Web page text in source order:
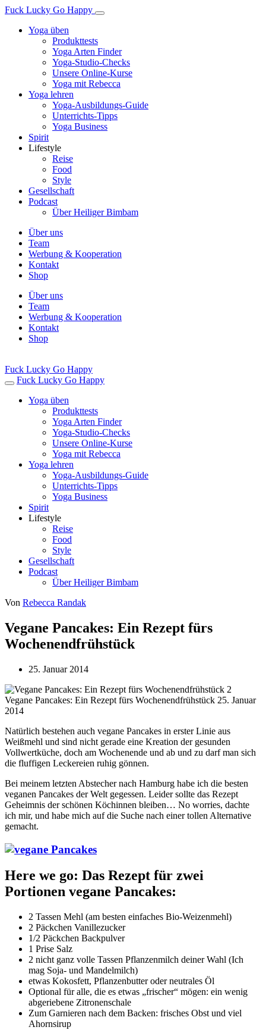
Fuck Lucky Go Happy
Yoga üben
Produkttests
Yoga Arten Finder
Yoga-Studio-Checks
Unsere Online-Kurse
Yoga mit Rebecca
Yoga lehren
Yoga-Ausbildungs-Guide
Unterrichts-Tipps
Yoga Business
Spirit
Lifestyle
Reise
Food
Style
Gesellschaft
Podcast
Über Heiliger Bimbam
Über uns
Team
Werbung & Kooperation
Kontakt
Shop
Über uns
Team
Werbung & Kooperation
Kontakt
Shop
Fuck Lucky Go Happy
Fuck Lucky Go Happy
Yoga üben
Produkttests
Yoga Arten Finder
Yoga-Studio-Checks
Unsere Online-Kurse
Yoga mit Rebecca
Yoga lehren
Yoga-Ausbildungs-Guide
Unterrichts-Tipps
Yoga Business
Spirit
Lifestyle
Reise
Food
Style
Gesellschaft
Podcast
Über Heiliger Bimbam
Von Rebecca Randak
Vegane Pancakes: Ein Rezept fürs
Wochenendfrühstück
25. Januar 2014
Vegane Pancakes: Ein Rezept fürs Wochenendfrühstück 25. Januar
2014
Natürlich bestehen auch vegane Pancakes in erster Linie aus
Weißmehl und sind nicht gerade eine Kreation der gesunden
Vollwertküche, doch am Wochenende und ab und zu darf man sich
die fluffigen Leckereien ruhig gönnen.
Bei meinem letzten Abstecher nach Hamburg habe ich die besten
veganen Pancakes der Welt gegessen. Leider sollte das Rezept
Geheimnis der schönen Köchinnen bleiben… No worries, dachte
ich mir, und habe mich auf die Suche nach einer tollen Alternative
gemacht.
Here we go: Das Rezept für zwei
Portionen vegane Pancakes:
2 Tassen Mehl (am besten einfaches Bio-Weizenmehl)
2 Päckchen Vanillezucker
1/2 Päckchen Backpulver
1 Prise Salz
2 nicht ganz volle Tassen Pflanzenmilch deiner Wahl (Ich
mag Soja- und Mandelmilch)
etwas Kokosfett, Pflanzenbutter oder neutrales Öl
Optional für alle, die es etwas „frischer“ mögen: ein wenig
abgeriebene Zitronenschale
Zum Garnieren nach dem Backen: frisches Obst und viel
Ahornsirup